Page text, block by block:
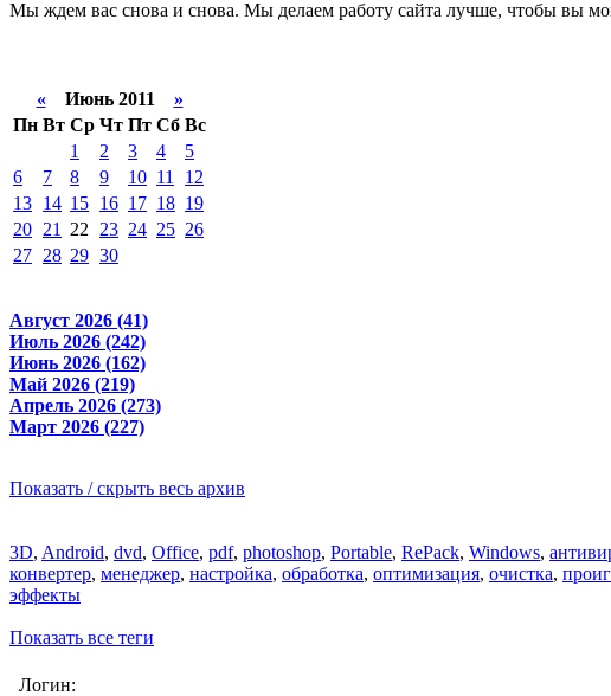
Мы ждем вас снова и снова. Мы делаем работу сайта лучше, чтобы вы
«Июнь 2011 »
Пн Вт Ср Чт Пт Сб Вс
1
2 3 4
5
6
7 8 9 10 11
12
13 14 15 16 17 18 19
20 21 22 23 24 25 26
27 28 29 30
Август 2026 (41)
Июль 2026 (242)
Июнь 2026 (162)
Май 2026 (219)
Апрель 2026 (273)
Март 2026 (227)
Показать / скрыть весь архив
3D, Android, dvd, Office, pdf, photoshop, Portable, RePack, Windows,
конвертер, менеджер, настройка, обработка, оптимизация, очистка,
эффекты
Показать все теги
Логин: